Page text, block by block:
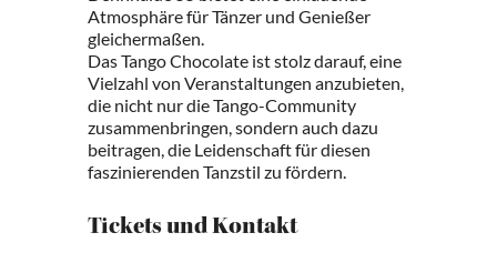
Atmosphäre für Tänzer und Genießer
gleichermaßen.
Das Tango Chocolate ist stolz darauf, eine
Vielzahl von Veranstaltungen anzubieten,
die nicht nur die Tango-Community
zusammenbringen, sondern auch dazu
beitragen, die Leidenschaft für diesen
faszinierenden Tanzstil zu fördern.
Tickets und Kontakt